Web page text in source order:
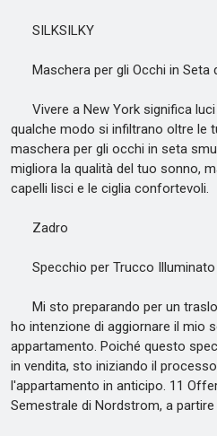
SILKSILKY
Maschera per gli Occhi in Seta
Vivere a New York significa luci
qualche modo si infiltrano oltre le
maschera per gli occhi in seta
migliora la qualità del tuo sonno,
capelli lisci e le ciglia confortevoli.
Zadro
Specchio per Trucco Illuminato
Mi sto preparando per un
ho intenzione di aggiornare il mio
appartamento. Poiché questo
in vendita, sto iniziando il
l'appartamento in anticipo. 11
Semestrale di Nordstrom, a partire